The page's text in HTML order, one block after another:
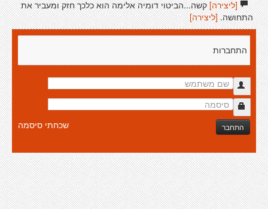
[ליצירה]קשה...הביטוי דומיה אלימה הוא כלכך חזק ומעביר את
התחושה.[ליצירה]
התחברות
התחבר שכחתי סיסמה